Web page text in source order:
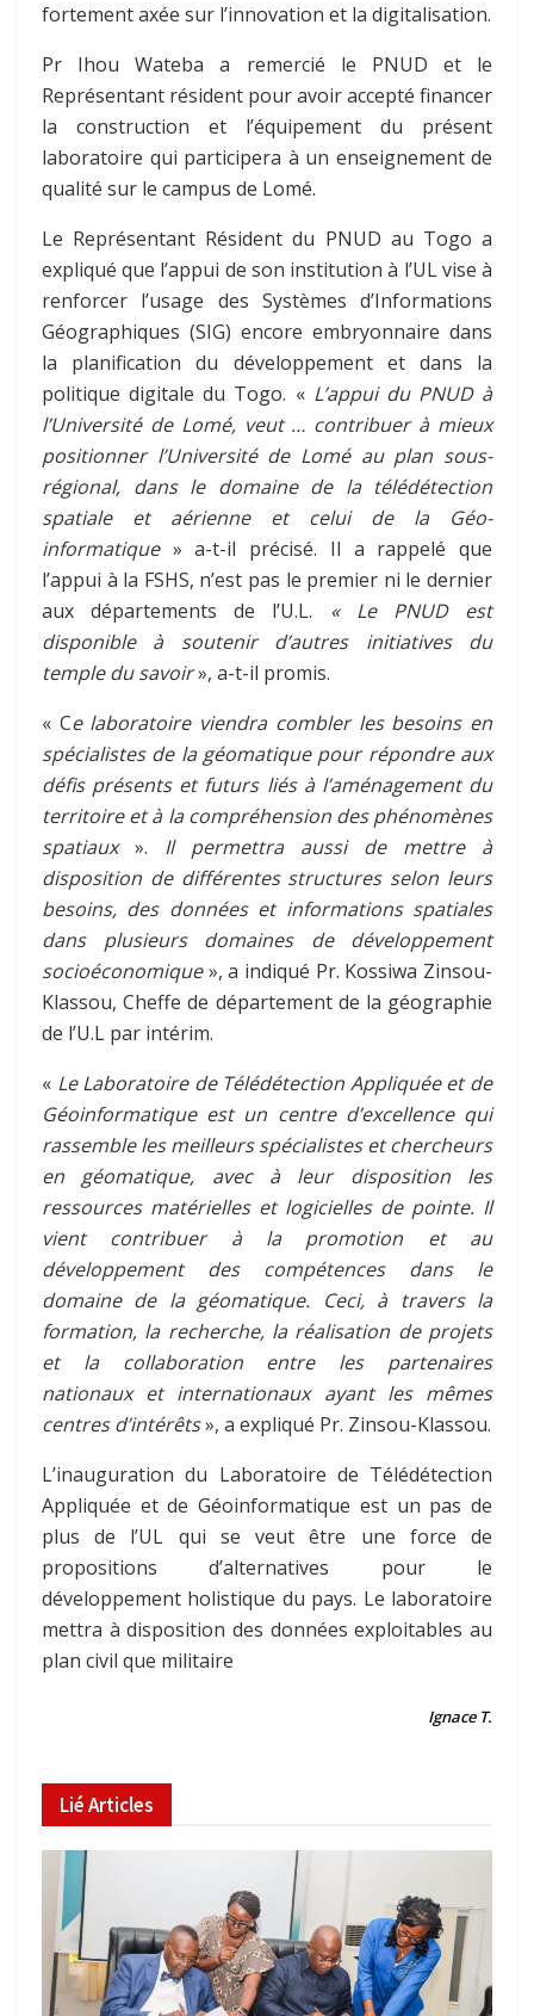
fortement axée sur l’innovation et la digitalisation.
Pr Ihou Wateba a remercié le PNUD et le
Représentant résident pour avoir accepté financer
la construction et l’équipement du présent
laboratoire qui participera à un enseignement de
qualité sur le campus de Lomé.
Le Représentant Résident du PNUD au Togo a
expliqué que l’appui de son institution à l’UL vise à
renforcer l’usage des Systèmes d’Informations
Géographiques (SIG) encore embryonnaire dans
la planification du développement et dans la
politique digitale du Togo. « L’appui du PNUD à
l’Université de Lomé, veut … contribuer à mieux
positionner l’Université de Lomé au plan sous-
régional, dans le domaine de la télédétection
spatiale et aérienne et celui de la Géo-
informatique» a-t-il précisé. Il a rappelé que
l’appui à la FSHS, n’est pas le premier ni le dernier
aux départements de l’U.L. « Le PNUD est
disponible à soutenir d’autres initiatives du
temple du savoir», a-t-il promis.
« Ce laboratoire viendra combler les besoins en
spécialistes de la géomatique pour répondre aux
défis présents et futurs liés à l’aménagement du
territoire et à la compréhension des phénomènes
spatiaux». Il permettra aussi de mettre à
disposition de différentes structures selon leurs
besoins, des données et informations spatiales
dans plusieurs domaines de développement
socioéconomique», a indiqué Pr. Kossiwa Zinsou-
Klassou, Cheffe de département de la géographie
de l’U.L par intérim.
« Le Laboratoire de Télédétection Appliquée et de
Géoinformatique est un centre d’excellence qui
rassemble les meilleurs spécialistes et chercheurs
en géomatique, avec à leur disposition les
ressources matérielles et logicielles de pointe. Il
vient contribuer à la promotion et au
développement des compétences dans le
domaine de la géomatique. Ceci, à travers la
formation, la recherche, la réalisation de projets
et la collaboration entre les partenaires
nationaux et internationaux ayant les mêmes
centres d’intérêts», a expliqué Pr. Zinsou-Klassou.
L’inauguration du Laboratoire de Télédétection
Appliquée et de Géoinformatique est un pas de
plus de l’UL qui se veut être une force de
propositions d’alternatives pour le
développement holistique du pays. Le laboratoire
mettra à disposition des données exploitables au
plan civil que militaire
Ignace T.
LiéArticles